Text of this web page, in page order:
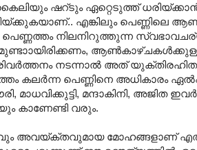
കൈലിയും ഷറ്ടും ഏറ്റെടുത്ത്
എങ്കിലും
പെണ്ണത്തം നിലനിറുത്തുന്ന
നടന്നാൽ അത്
കലർന്ന പെണ്ണിനെ അധികാരം
മാധവിക്കുട്ടി, മന്ദാകിനി, അജിത
കാണേണ്ടി വരും.
മോഹങ്ങളാണ് എത്സമ്മ